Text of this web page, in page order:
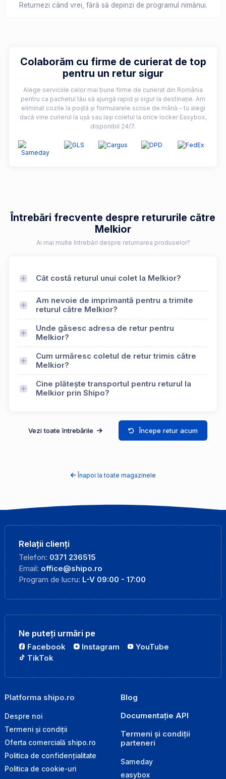
Returnezi când vrei, fără să depinzi de programul nimănui.
Colaborăm cu firme de curierat de top
pentru un retur sigur
Alege serviciile celor mai bune firme de curierat din România
pentru ca pachetul tău să ajungă rapid și sigur la destinație. Am
eliminat cozile la poștă și formularele scrise de mână - tu alegi
dacă vine curierul la ușă sau lași coletul la orice locker Easybox,
disponibil 24/7.
Întrebări frecvente despre retururile către
Melkior
Ai mai multe întrebări despre returnarea produselor?
Cât costă returul unui colet la Melkior?
Am nevoie de imprimantă pentru a trimite
returul către Melkior?
Unde găsesc adresa de retur pentru
Melkior?
Cum urmăresc coletul de retur trimis către
Melkior?
Cine plătește transportul pentru returul la
Melkior prin Shipo?
Vezi toate întrebările Începe retur acum
Înapoi la toate magazinele
Relații clienți
Telefon: 0371 236515
Email: office@shipo.ro
Program de lucru: L-V 09:00 - 17:00
Ne puteți urmări pe
Facebook Instagram
YouTube
TikTok
Platforma shipo.ro
Despre noi
Termeni și condiții
Oferta comercială shipo.ro
Politica de confidențialitate
Politica de cookie-uri
Blog
Documentație API
Termeni și condiții
parteneri
Sameday
easybox